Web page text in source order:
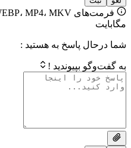
پاسخ به هستید :
!